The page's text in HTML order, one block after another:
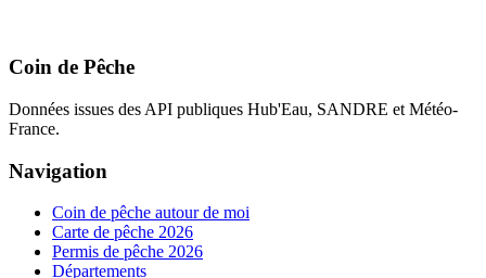
Coin de Pêche
Données issues des API publiques Hub'Eau, SANDRE et Météo-
France.
Navigation
Coin de pêche autour de moi
Carte de pêche 2026
Permis de pêche 2026
Départements